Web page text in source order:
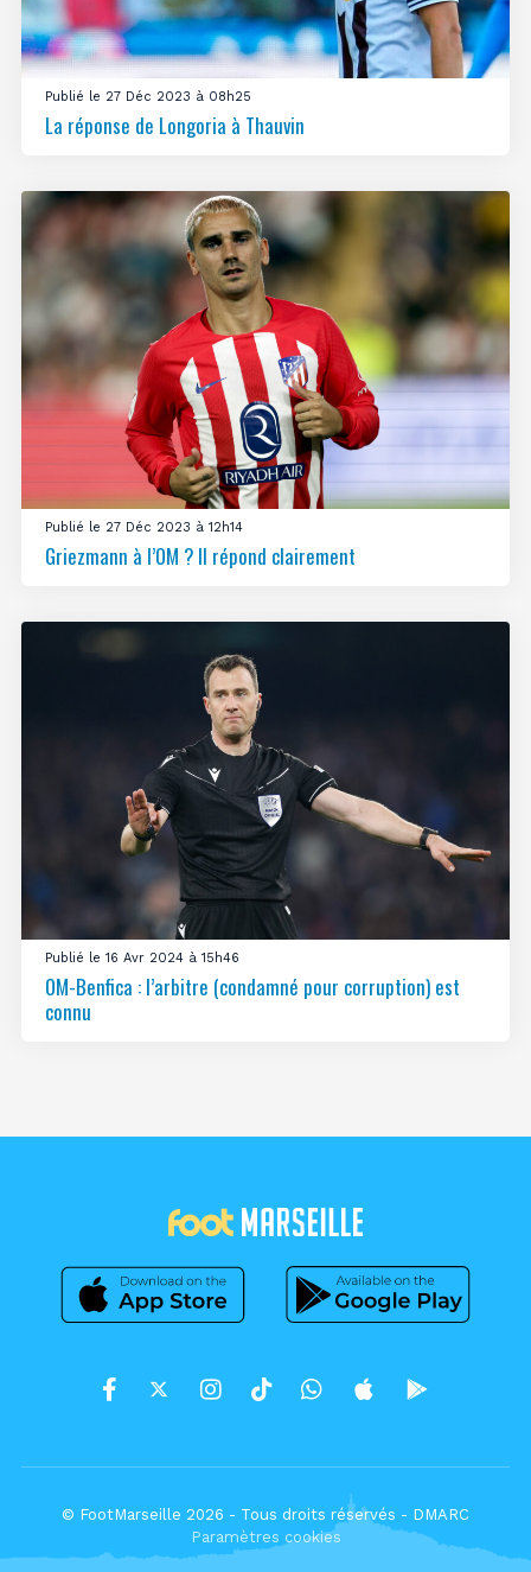
Publié le 27 Déc 2023 à 08h25
La réponse de Longoria à Thauvin
Publié le 27 Déc 2023 à 12h14
Griezmann à l’OM ? Il répond clairement
Publié le 16 Avr 2024 à 15h46
OM-Benfica : l’arbitre (condamné pour corruption) est
connu
© FootMarseille 2026 - Tous droits réservés - DMARC
Paramètres cookies